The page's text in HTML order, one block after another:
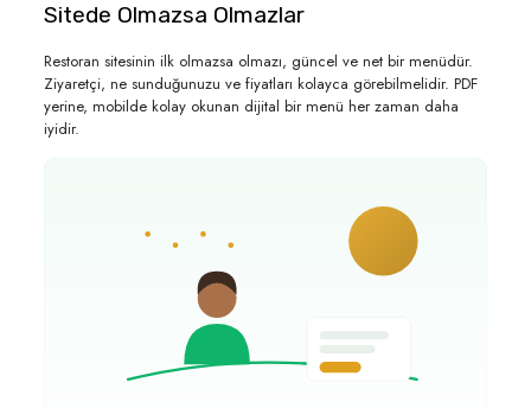
Sitede Olmazsa Olmazlar
Restoran sitesinin ilk olmazsa olmazı, güncel ve net bir menüdür.
Ziyaretçi, ne sunduğunuzu ve fiyatları kolayca görebilmelidir. PDF
yerine, mobilde kolay okunan dijital bir menü her zaman daha
iyidir.